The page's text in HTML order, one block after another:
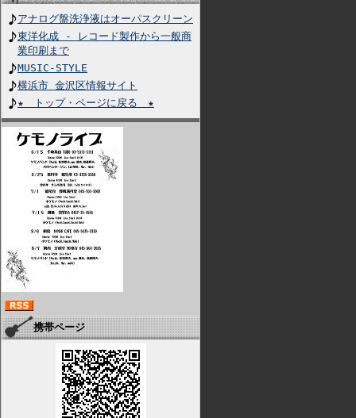
アナログ盤洗浄液はオーパスクリーン
東洋化成 - レコード製作から一般商
業印刷まで
MUSIC-STYLE
横浜市 金沢区情報サイト
★ トップ・ページに戻る ★
携帯ページ